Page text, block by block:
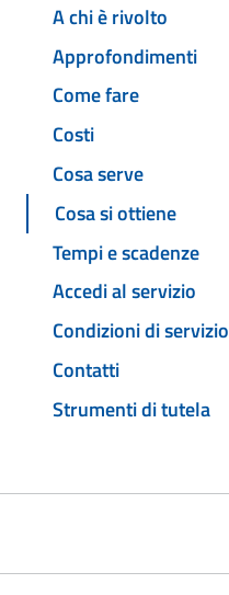
A chi è rivolto
Approfondimenti
Come fare
Costi
Cosa serve
Cosa si ottiene
Tempi e scadenze
Accedi al servizio
Condizioni di servizio
Contatti
Strumenti di tutela